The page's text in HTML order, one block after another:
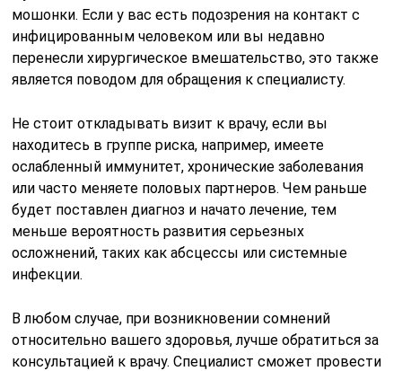
мошонки. Если у вас есть подозрения на контакт с
инфицированным человеком или вы недавно
перенесли хирургическое вмешательство, это также
является поводом для обращения к специалисту.
Не стоит откладывать визит к врачу, если вы
находитесь в группе риска, например, имеете
ослабленный иммунитет, хронические заболевания
или часто меняете половых партнеров. Чем раньше
будет поставлен диагноз и начато лечение, тем
меньше вероятность развития серьезных
осложнений, таких как абсцессы или системные
инфекции.
В любом случае, при возникновении сомнений
относительно вашего здоровья, лучше обратиться за
консультацией к врачу. Специалист сможет провести